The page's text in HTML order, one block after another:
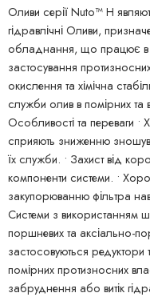
Оливи серії Nuto™ H
гідравлічні Оливи,
обладнання, що працює в
застосування
окислення та хімічна
служби олив в помірних та
Особливості та переваги •
сприяють зниженню
їх служби. • Захист від
компоненти системи. •
закупорюванню фільтра
Системи з використанням
поршневих та аксіально-
застосовуються
помірних протизносних
забруднення або витік